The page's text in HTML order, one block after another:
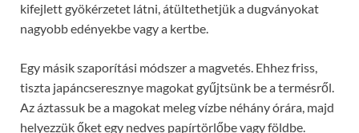
kifejlett gyökérzetet látni, átültethetjük a dugványokat
nagyobb edényekbe vagy a kertbe.
Egy másik szaporítási módszer a magvetés. Ehhez friss,
tiszta japáncseresznye magokat gyűjtsünk be a termésről.
Az áztassuk be a magokat meleg vízbe néhány órára, majd
helyezzük őket egy nedves papírtörlőbe vagy földbe.